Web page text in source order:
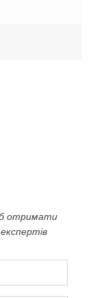
отримати